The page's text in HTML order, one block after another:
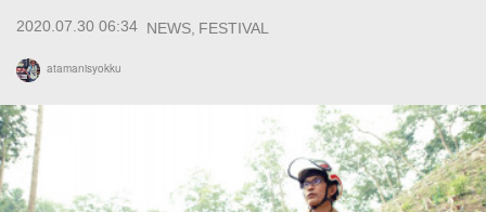
2020.07.30 06:34 NEWS FESTIVAL
atamanisyokku